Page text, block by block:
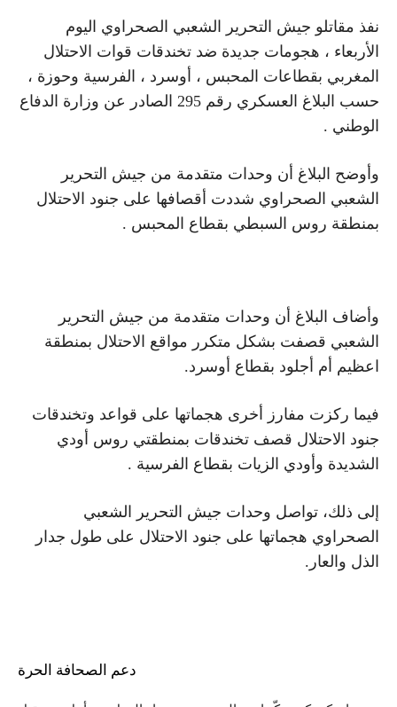
نفذ مقاتلو جيش التحرير الشعبي الصحراوي اليوم
الأربعاء ، هجومات جديدة ضد تخندقات قوات الاحتلال
المغربي بقطاعات المحبس ، أوسرد ، الفرسية وحوزة ،
حسب البلاغ العسكري رقم 295 الصادر عن وزارة الدفاع
الوطني .
وأوضح البلاغ أن وحدات متقدمة من جيش التحرير
الشعبي الصحراوي شددت أقصافها على جنود الاحتلال
بمنطقة روس السبطي بقطاع المحبس .
وأضاف البلاغ أن وحدات متقدمة من جيش التحرير
الشعبي قصفت بشكل متكرر مواقع الاحتلال بمنطقة
اعظيم أم أجلود بقطاع أوسرد.
فيما ركزت مفارز أخرى هجماتها على قواعد وتخندقات
جنود الاحتلال قصف تخندقات بمنطقتي روس أودي
الشديدة وأودي الزيات بقطاع الفرسية .
إلى ذلك، تواصل وحدات جيش التحرير الشعبي
الصحراوي هجماتها على جنود الاحتلال على طول جدار
الذل والعار.
دعم الصحافة الحرة